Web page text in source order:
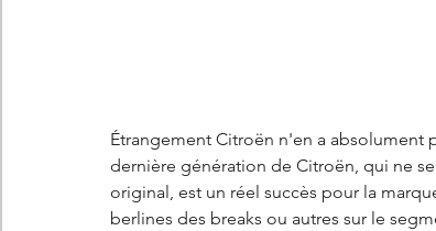
Étrangement Citroën n'en a absolument
dernière génération de Citroën, qui ne
original, est un réel succès pour la
berlines des breaks ou autres sur le